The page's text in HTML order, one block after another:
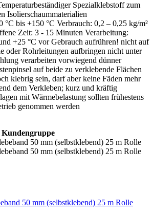
Spezialklebstoff zum
Isolierschaummaterialien
°C bis +150 °C Verbrauch: 0,2 – 0,25 kg/m²
Zeit: 3 - 15 Minuten Verarbeitung:
+25 °C vor Gebrauch aufrühren! nicht auf
oder Rohrleitungen aufbringen nicht unter
verarbeiten vorwiegend dünner
auf beide zu verklebende Flächen
klebrig sein, darf aber keine Fäden mehr
dem Verkleben; kurz und kräftig
mit Wärmebelastung sollten frühestens
genommen werden
50 mm (selbstklebend) 25 m Rolle